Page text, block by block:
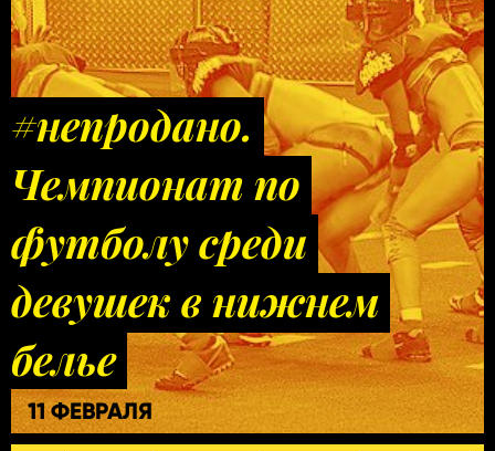
#непродано.
Чемпионат по
футболу среди
девушек в нижнем
белье
11 ФЕВРАЛЯ